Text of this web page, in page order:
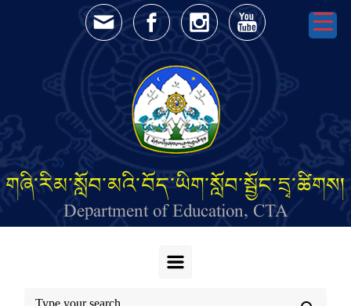
Skip to main content
གཞི་རིམ་སློབ་མའི་བོད་ཡིག་སློབ་སྦྱོང་དྲྭ་ཚིགས།
Department of Education, CTA